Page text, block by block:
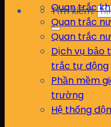
Tìm kiếm:
Quan trắc
Quan trắc
Quan trắc
Dịch vụ bảo
trắc tự động
Phần mềm
trường
Hệ thống